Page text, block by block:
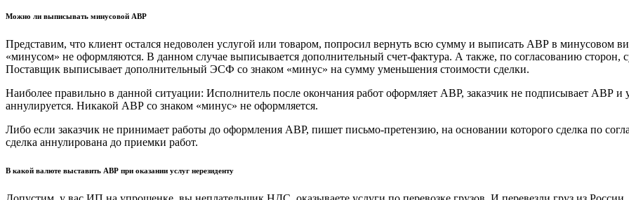
Можно ли выписывать минусовой АВР
Представим, что клиент остался недоволен услугой или товаром, попросил вернуть всю сумму и выписать АВР в минусовом
«минусом» не оформляются. В данном случае выписывается дополнительный счет-фактура. А также, по согласованию
Поставщик выписывает дополнительный ЭСФ со знаком «минус» на сумму уменьшения стоимости сделки.
Наиболее правильно в данной ситуации: Исполнитель после окончания работ оформляет АВР, заказчик не подписывает АВР и
аннулируется. Никакой АВР со знаком «минус» не оформляется.
Либо если заказчик не принимает работы до оформления АВР, пишет письмо-претензию, на основании которого сделка по
сделка аннулирована до приемки работ.
В какой валюте выставить АВР при оказании услуг нерезиденту